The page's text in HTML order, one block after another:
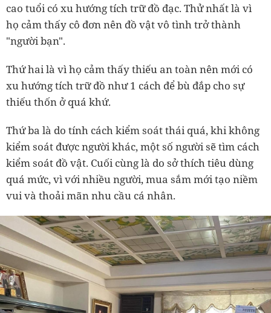
cao tuổi có xu hướng tích trữ đồ đạc. Thử nhất là vì
họ cảm thấy cô đơn nên đồ vật vô tình trở thành
"người bạn".
Thứ hai là vì họ cảm thấy thiếu an toàn nên mới có
xu hướng tích trữ đồ như 1 cách để bù đắp cho sự
thiếu thốn ở quá khứ.
Thứ ba là do tính cách kiểm soát thái quá, khi không
kiểm soát được người khác, một số người sẽ tìm cách
kiểm soát đồ vật. Cuối cùng là do sở thích tiêu dùng
quá mức, vì với nhiều người, mua sắm mới tạo niềm
vui và thoải mãn nhu cầu cá nhân.